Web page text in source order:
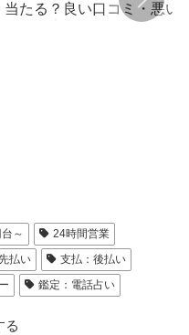
当たる？良い口コミ・悪い
～
24時間営業
払い
支払：後払い
鑑定：電話占い
る